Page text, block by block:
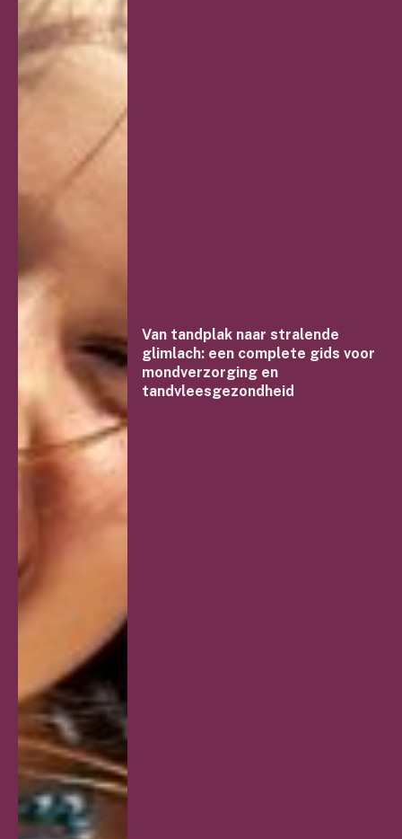
Van tandplak naar stralende
glimlach: een complete gids voor
mondverzorging en
tandvleesgezondheid